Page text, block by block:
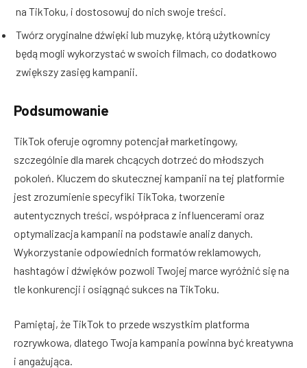
na TikToku, i dostosowuj do nich swoje treści.
Twórz oryginalne dźwięki lub muzykę, którą użytkownicy
będą mogli wykorzystać w swoich filmach, co dodatkowo
zwiększy zasięg kampanii.
Podsumowanie
TikTok oferuje ogromny potencjał marketingowy,
szczególnie dla marek chcących dotrzeć do młodszych
pokoleń. Kluczem do skutecznej kampanii na tej platformie
jest zrozumienie specyfiki TikToka, tworzenie
autentycznych treści, współpraca z influencerami oraz
optymalizacja kampanii na podstawie analiz danych.
Wykorzystanie odpowiednich formatów reklamowych,
hashtagów i dźwięków pozwoli Twojej marce wyróżnić się na
tle konkurencji i osiągnąć sukces na TikToku.
Pamiętaj, że TikTok to przede wszystkim platforma
rozrywkowa, dlatego Twoja kampania powinna być kreatywna
i angażująca.